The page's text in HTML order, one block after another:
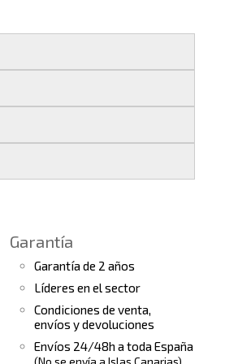
para más
para que puedas
Garantía
Garantía de 2 años
Líderes en el sector
Condiciones de venta,
envíos y devoluciones
Envíos 24/48h a toda España
(No se envía a Islas Canarias)